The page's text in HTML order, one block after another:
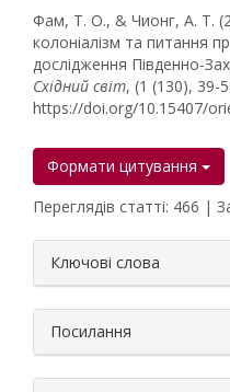
Фам, Т. О., & Чионг, А. Т.
колоніалізм та питання
дослідження Південно-
Східний світ, (1 (130), 39-
https://doi.org/10.15407/
Формати цитування
Переглядів статті: 466 |
Ключові слова
Посилання